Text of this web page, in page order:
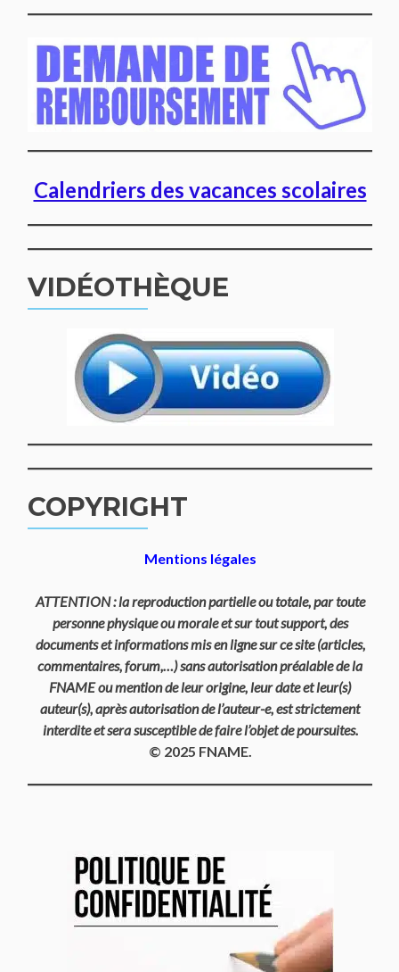
Calendriers des vacances scolaires
VIDÉOTHÈQUE
COPYRIGHT
Mentions légales
ATTENTION : la reproduction partielle ou totale, par toute
personne physique ou morale et sur tout support, des
documents et informations mis en ligne sur ce site (articles,
commentaires, forum,…) sans autorisation préalable de la
FNAME ou mention de leur origine, leur date et leur(s)
auteur(s), après autorisation de l’auteur-e, est strictement
interdite et sera susceptible de faire l’objet de poursuites.
© 2025 FNAME.